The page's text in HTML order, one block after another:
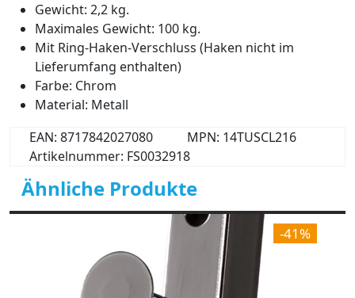
Gewicht: 2,2 kg.
Maximales Gewicht: 100 kg.
Mit Ring-Haken-Verschluss (Haken nicht im
Lieferumfang enthalten)
Farbe: Chrom
Material: Metall
EAN: 8717842027080
MPN: 14TUSCL216
Artikelnummer: FS0032918
Ähnliche Produkte
-41%